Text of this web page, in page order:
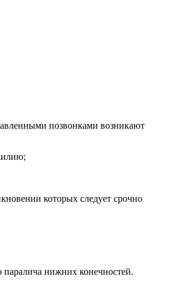
позвонками возникают
которых следует срочно
паралича нижних конечностей.